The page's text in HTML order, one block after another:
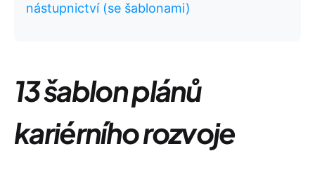
nástupnictví (se šablonami)
13 šablon plánů
kariérního rozvoje